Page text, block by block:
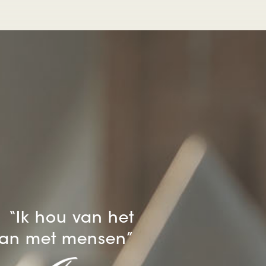
“Ik hou van het
met mensen”